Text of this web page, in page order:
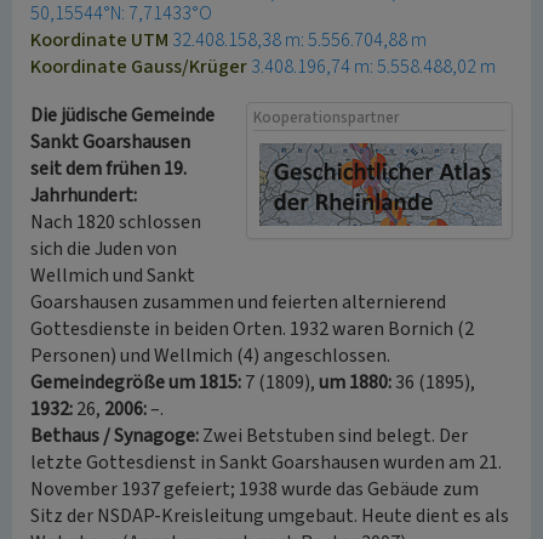
50,15544°N: 7,71433°O
Koordinate UTM 32.408.158,38 m: 5.556.704,88 m
Koordinate Gauss/Krüger3.408.196,74 m: 5.558.488,02 m
Kooperationspartner
Die jüdische Gemeinde
Sankt Goarshausen
seit dem frühen 19.
Jahrhundert:
Nach 1820 schlossen
sich die Juden von
Wellmich und Sankt
Goarshausen zusammen und feierten alternierend
Gottesdienste in beiden Orten. 1932 waren Bornich (2
Personen) und Wellmich (4) angeschlossen.
Gemeindegröße um 1815:7 (1809),um 1880:36 (1895),
1932:26, 2006:–.
Bethaus / Synagoge:Zwei Betstuben sind belegt. Der
letzte Gottesdienst in Sankt Goarshausen wurden am 21.
November 1937 gefeiert; 1938 wurde das Gebäude zum
Sitz der NSDAP-Kreisleitung umgebaut. Heute dient es als